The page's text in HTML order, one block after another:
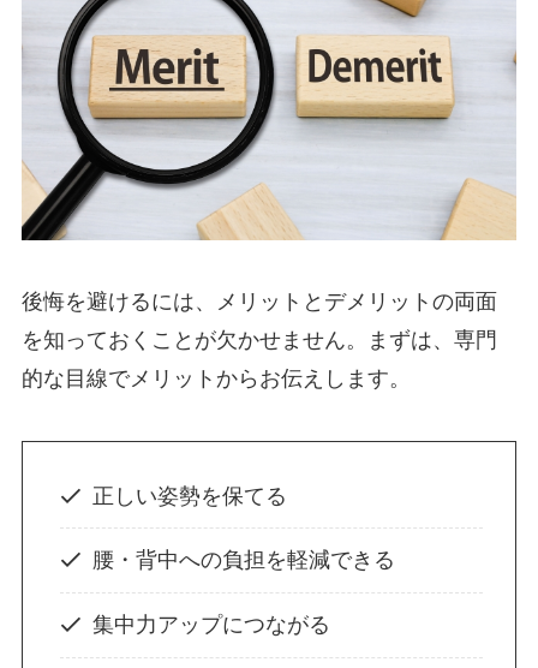
後悔を避けるには、メリットとデメリットの両面
を知っておくことが欠かせません。まずは、専門
的な目線でメリットからお伝えします。
正しい姿勢を保てる
腰・背中への負担を軽減できる
集中力アップにつながる